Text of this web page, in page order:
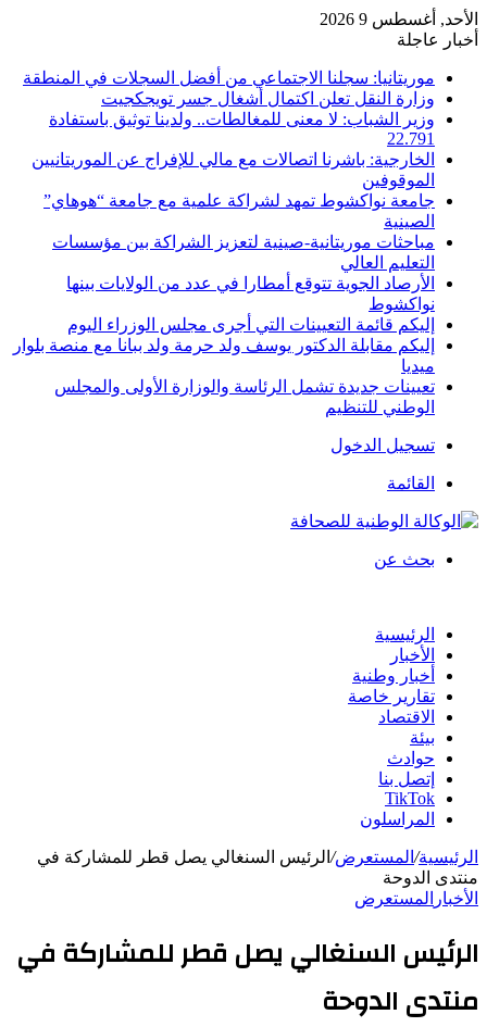
الأحد, أغسطس 9 2026
أخبار عاجلة
موريتانيا: سجلنا الاجتماعي من أفضل السجلات في المنطقة
وزارة النقل تعلن اكتمال أشغال جسر تويجكجيت
وزير الشباب: لا معنى للمغالطات.. ولدينا توثيق باستفادة
22.791
الخارجية: باشرنا اتصالات مع مالي للإفراج عن الموريتانيين
الموقوفين
جامعة نواكشوط تمهد لشراكة علمية مع جامعة “هوهاي”
الصينية
مباحثات موريتانية-صينية لتعزيز الشراكة بين مؤسسات
التعليم العالي
الأرصاد الجوية تتوقع أمطارا في عدد من الولايات بينها
نواكشوط
إليكم قائمة التعيينات التي أجرى مجلس الوزراء اليوم
إليكم مقابلة الدكتور يوسف ولد حرمة ولد ببانا مع منصة بلوار
ميديا
تعيينات جديدة تشمل الرئاسة والوزارة الأولى والمجلس
الوطني للتنظيم
تسجيل الدخول
القائمة
بحث عن
الرئيسية
الأخبار
أخبار وطنية
تقارير خاصة
الاقتصاد
بيئة
حوادث
إتصل بنا
TikTok
المراسلون
الرئيسية/ المستعرض/ الرئيس السنغالي يصل قطر للمشاركة في
منتدى الدوحة
الأخبار المستعرض
الرئيس السنغالي يصل قطر للمشاركة في
منتدى الدوحة